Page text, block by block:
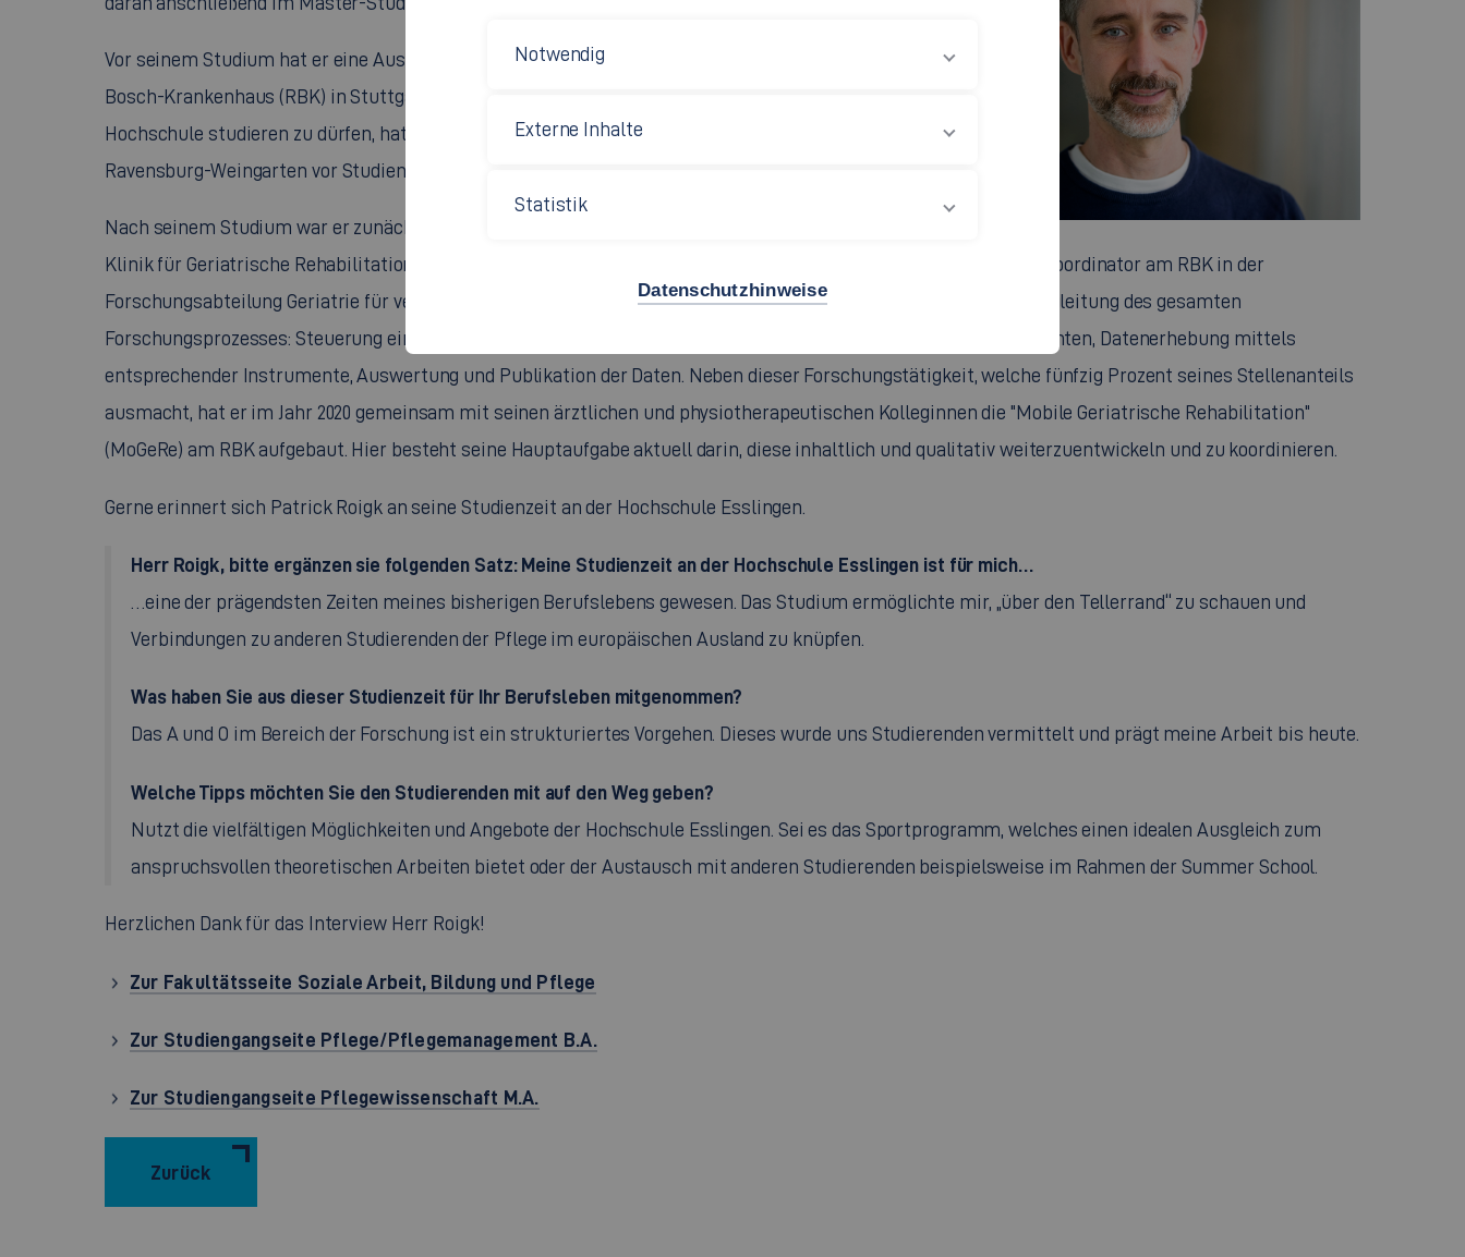
Vor seinem Studium hat er eine Ausbildung zum Gesundheits- und Krankenpfleger am Robert-
Bosch-Krankenhaus (RBK) in Stuttgart absolviert. Seine Zugangsberechtigung, an einer
Hochschule studieren zu dürfen, hat er durch eine entsprechende Prüfung an der Hochschule
Ravensburg-Weingarten vor Studienbeginn erworben.
Nach seinem Studium war er zunächst als wissenschaftlicher Mitarbeiter und Doktorand in der
Klinik für Geriatrische Rehabilitation am Robert-Bosch-Krankenhaus tätig. Seit 2016 ist Patrick Roigk als Projektkoordinator am RBK in der
Forschungsabteilung Geriatrie für verschiedene Forschungsprojekte zuständig. Zu seinen Aufgaben gehört die Begleitung des gesamten
Forschungsprozesses: Steuerung eines Projektes, Recherche von Literatur, Identifikation von Erhebungsinstrumenten, Datenerhebung mittels
entsprechender Instrumente, Auswertung und Publikation der Daten. Neben dieser Forschungstätigkeit, welche fünfzig Prozent seines Stellenanteils
ausmacht, hat er im Jahr 2020 gemeinsam mit seinen ärztlichen und physiotherapeutischen Kolleginnen die "Mobile Geriatrische Rehabilitation"
(MoGeRe) am RBK aufgebaut. Hier besteht seine Hauptaufgabe aktuell darin, diese inhaltlich und qualitativ weiterzuentwickeln und zu koordinieren.
Gerne erinnert sich Patrick Roigk an seine Studienzeit an der Hochschule Esslingen.
Herr Roigk, bitte ergänzen sie folgenden Satz: Meine Studienzeit an der Hochschule Esslingen ist für mich…
…eine der prägendsten Zeiten meines bisherigen Berufslebens gewesen. Das Studium ermöglichte mir, „über den Tellerrand“ zu schauen und
Verbindungen zu anderen Studierenden der Pflege im europäischen Ausland zu knüpfen.
Was haben Sie aus dieser Studienzeit für Ihr Berufsleben mitgenommen?
Das A und O im Bereich der Forschung ist ein strukturiertes Vorgehen. Dieses wurde uns Studierenden vermittelt und prägt meine Arbeit bis heute.
Welche Tipps möchten Sie den Studierenden mit auf den Weg geben?
Nutzt die vielfältigen Möglichkeiten und Angebote der Hochschule Esslingen. Sei es das Sportprogramm, welches einen idealen Ausgleich zum
anspruchsvollen theoretischen Arbeiten bietet oder der Austausch mit anderen Studierenden beispielsweise im Rahmen der Summer School.
Herzlichen Dank für das Interview Herr Roigk!
Zur Fakultätsseite Soziale Arbeit, Bildung und Pflege
Zur Studiengangseite Pflege/Pflegemanagement B.A.
Zur Studiengangseite Pflegewissenschaft M.A.
Zurück
Notwendig
Externe Inhalte
Statistik
Datenschutzhinweise